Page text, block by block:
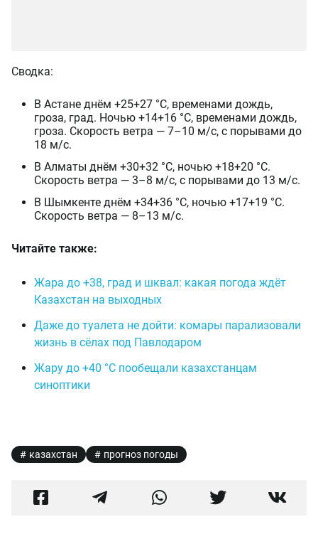
Сводка:
В Астане днём +25+27 °C, временами дождь,
гроза, град. Ночью +14+16 °C, временами дождь,
гроза. Скорость ветра — 7–10 м/с, с порывами до
18 м/с.
В Алматы днём +30+32 °C, ночью +18+20 °C.
Скорость ветра — 3–8 м/с, с порывами до 13 м/с.
В Шымкенте днём +34+36 °C, ночью +17+19 °C.
Скорость ветра — 8–13 м/с.
Читайте также:
Жара до +38, град и шквал: какая погода ждёт
Казахстан на выходных
Даже до туалета не дойти: комары парализовали
жизнь в сёлах под Павлодаром
Жару до +40 °C пообещали казахстанцам
синоптики
казахстан прогноз погоды